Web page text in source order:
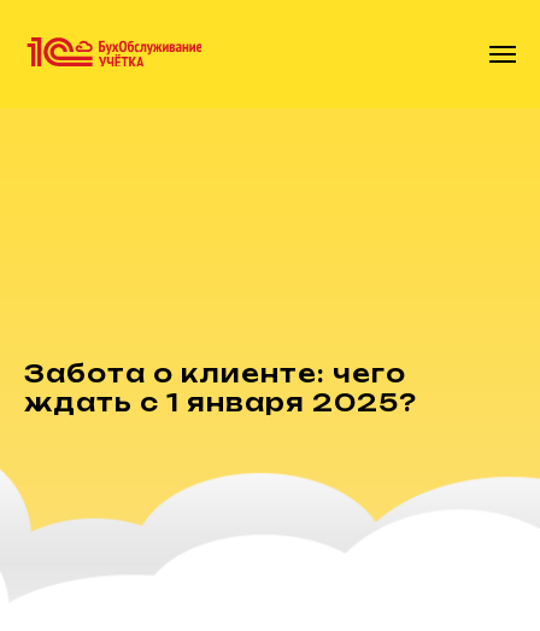
Забота о клиенте: чего
ждать с 1 января 2025?